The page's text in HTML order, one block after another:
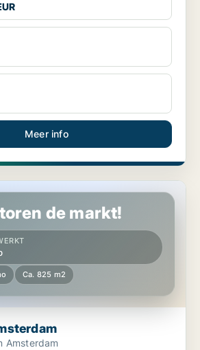
Meer info
de markt!
Ca. 825 m2
Amsterdam